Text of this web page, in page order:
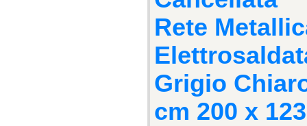
Rete
Grigio
cm 200 x